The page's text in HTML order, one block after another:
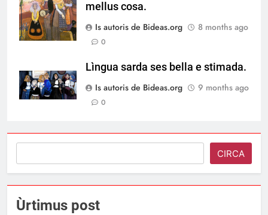
mellus cosa.
Is autoris de Bideas.org
8 months ago
0
Lìngua sarda ses bella e stimada.
Is autoris de Bideas.org
9 months ago
0
CIRCA
Ùrtimus post